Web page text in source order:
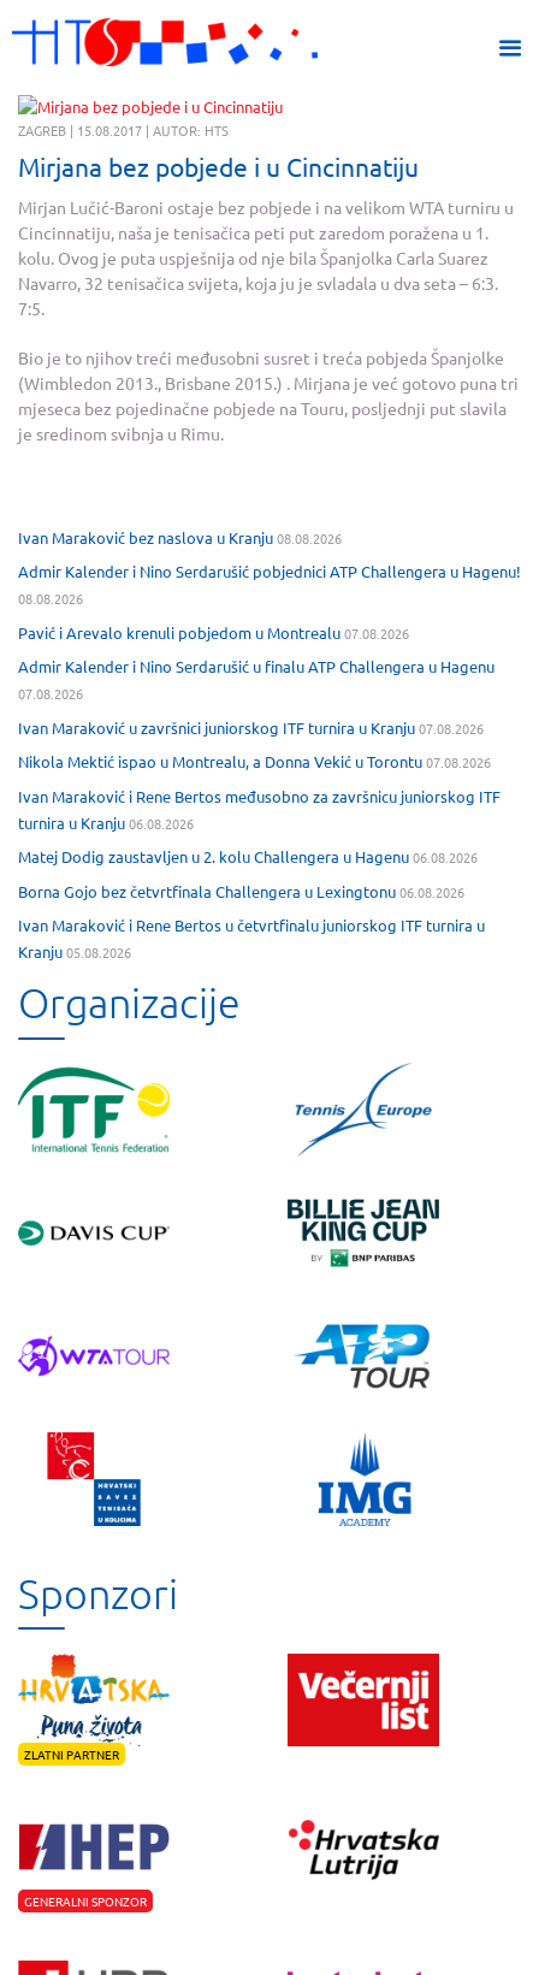
ZAGREB | 15.08.2017 | AUTOR: HTS
Mirjana bez pobjede i u Cincinnatiju
Mirjan Lučić-Baroni ostaje bez pobjede i na velikom WTA turniru u
Cincinnatiju, naša je tenisačica peti put zaredom poražena u 1.
kolu. Ovog je puta uspješnija od nje bila Španjolka Carla Suarez
Navarro, 32 tenisačica svijeta, koja ju je svladala u dva seta – 6:3.
7:5.
Bio je to njihov treći međusobni susret i treća pobjeda Španjolke
(Wimbledon 2013., Brisbane 2015.) . Mirjana je već gotovo puna tri
mjeseca bez pojedinačne pobjede na Touru, posljednji put slavila
je sredinom svibnja u Rimu.
Ivan Maraković bez naslova u Kranju08.08.2026
Admir Kalender i Nino Serdarušić pobjednici ATP Challengera u Hagenu!
08.08.2026
Pavić i Arevalo krenuli pobjedom u Montrealu07.08.2026
Admir Kalender i Nino Serdarušić u finalu ATP Challengera u Hagenu
07.08.2026
Ivan Maraković u završnici juniorskog ITF turnira u Kranju07.08.2026
Nikola Mektić ispao u Montrealu, a Donna Vekić u Torontu07.08.2026
Ivan Maraković i Rene Bertos međusobno za završnicu juniorskog ITF
turnira u Kranju06.08.2026
Matej Dodig zaustavljen u 2. kolu Challengera u Hagenu06.08.2026
Borna Gojo bez četvrtfinala Challengera u Lexingtonu06.08.2026
Ivan Maraković i Rene Bertos u četvrtfinalu juniorskog ITF turnira u
Kranju05.08.2026
Organizacije
Sponzori
ZLATNI PARTNER
GENERALNI SPONZOR